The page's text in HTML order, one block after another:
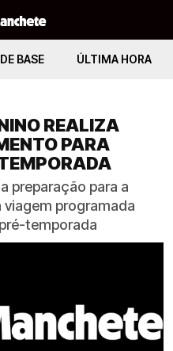
BASE ÚLTIMA HORA
REALIZA
PARA
preparação para a
programada
temporada